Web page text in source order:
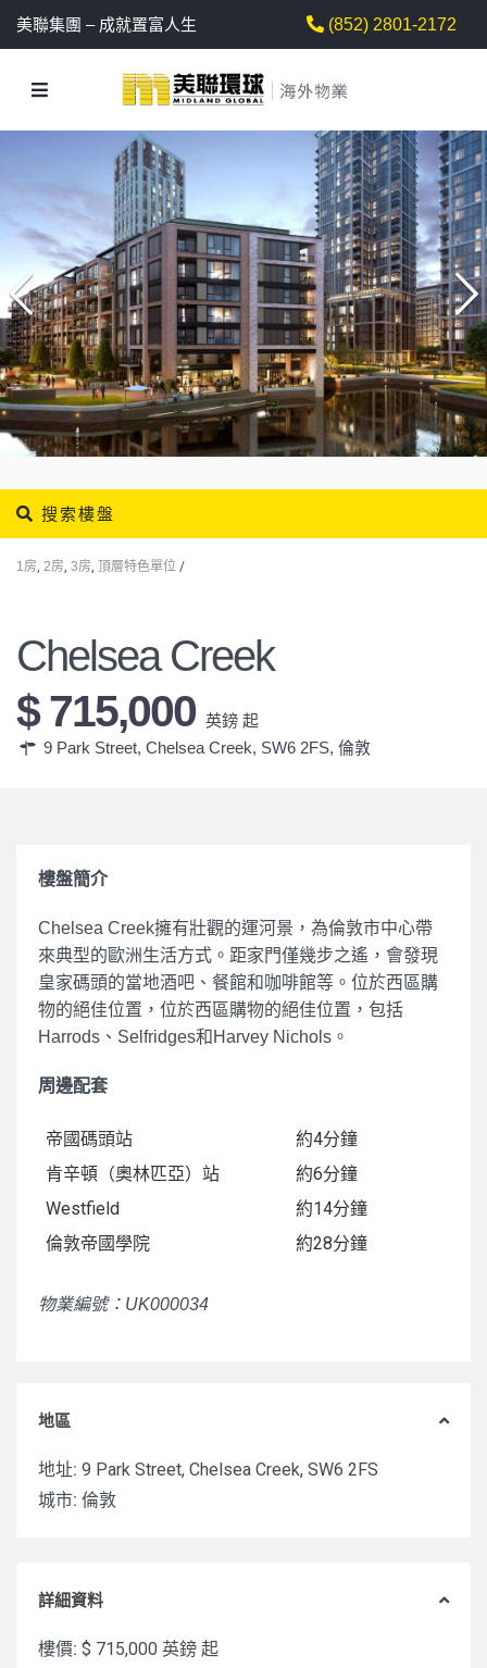
美聯集團 – 成就置富人生 (852) 2801-2172
搜索樓盤
1房, 2房, 3房, 頂層特色單位 /
Chelsea Creek
$ 715,000 英鎊 起
9 Park Street, Chelsea Creek, SW6 2FS, 倫敦
樓盤簡介
Chelsea Creek擁有壯觀的運河景，為倫敦市中心帶
來典型的歐洲生活方式。距家門僅幾步之遙，會發現
皇家碼頭的當地酒吧、餐館和咖啡館等。位於西區購
物的絕佳位置，位於西區購物的絕佳位置，包括
Harrods、Selfridges和Harvey Nichols。
周邊配套
帝國碼頭站
約4分鐘
肯辛頓（奧林匹亞）站
約6分鐘
Westfield
約14分鐘
倫敦帝國學院
約28分鐘
物業編號：UK000034
地區
地址: 9 Park Street, Chelsea Creek, SW6 2FS
城市: 倫敦
詳細資料
樓價: $ 715,000 英鎊 起